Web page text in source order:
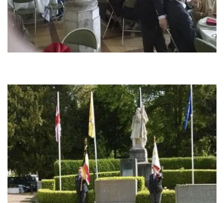
Afbeelding